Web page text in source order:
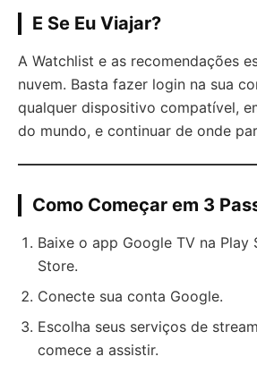
E Se Eu Viajar?
A Watchlist e as recomendações
nuvem. Basta fazer login na sua
qualquer dispositivo compatível,
do mundo, e continuar de onde
Como Começar em 3
Baixe o app Google TV na Play
Store.
Conecte sua conta Google.
Escolha seus serviços de
comece a assistir.